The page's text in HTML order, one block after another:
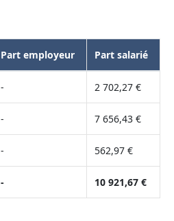
Part employeur Part salarié
- 2 702,27 €
- 7 656,43 €
- 562,97 €
- 10 921,67 €